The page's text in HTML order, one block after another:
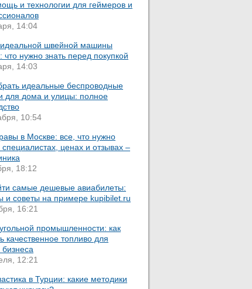
и технологии для геймеров и
14:04
швейной машины
что нужно знать перед покупкой
14:03
идеальные беспроводные
для дома и улицы: полное
10:54
в Москве: все, что нужно
специалистах, ценах и отзывах –
18:12
самые дешевые авиабилеты:
и советы на примере kupibilet.ru
16:21
промышленности: как
качественное топливо для
12:21
в Турции: какие методики